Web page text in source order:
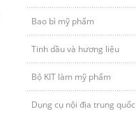
Bao bì mỹ phẩm
Tinh dầu và hương liệu
Bộ KIT làm mỹ phẩm
Dụng cụ nội địa trung quốc